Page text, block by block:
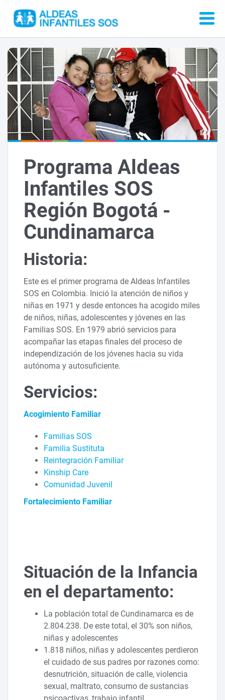
Programa Aldeas
Infantiles SOS
Región Bogotá -
Cundinamarca
Historia:
Este es el primer programa de Aldeas Infantiles
SOS en Colombia. Inició la atención de niños y
niñas en 1971 y desde entonces ha acogido miles
de niños, niñas, adolescentes y jóvenes en las
Familias SOS. En 1979 abrió servicios para
acompañar las etapas finales del proceso de
independización de los jóvenes hacia su vida
autónoma y autosuficiente.
Servicios:
Acogimiento Familiar
Familias SOS
Familia Sustituta
Reintegración Familiar
Kinship Care
Comunidad Juvenil
Fortalecimiento Familiar
Situación de la Infancia
en el departamento:
La población total de Cundinamarca es de
2.804.238. De este total, el 30% son niños,
niñas y adolescentes
1.818 niños, niñas y adolescentes perdieron
el cuidado de sus padres por razones como:
desnutrición, situación de calle, violencia
sexual, maltrato, consumo de sustancias
psicoactivas, trabajo infantil.